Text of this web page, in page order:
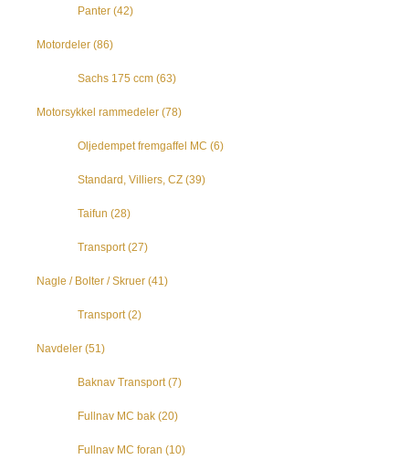
Panter (42)
Motordeler (86)
Sachs 175 ccm (63)
Motorsykkel rammedeler (78)
Oljedempet fremgaffel MC (6)
Standard, Villiers, CZ (39)
Taifun (28)
Transport (27)
Nagle / Bolter / Skruer (41)
Transport (2)
Navdeler (51)
Baknav Transport (7)
Fullnav MC bak (20)
Fullnav MC foran (10)